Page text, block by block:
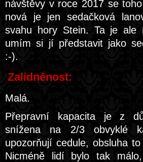
návštěvy v roce 2017 se
nová je jen sedačková
svahu hory Stein. Ta je ale
umím si jí představit jako
:-).
Zalidněnost:
Malá.
Přepravní kapacita je z
snížena na 2/3 obvyklé
upozorňují cedule, obsluha
Nicméně lidí bylo tak